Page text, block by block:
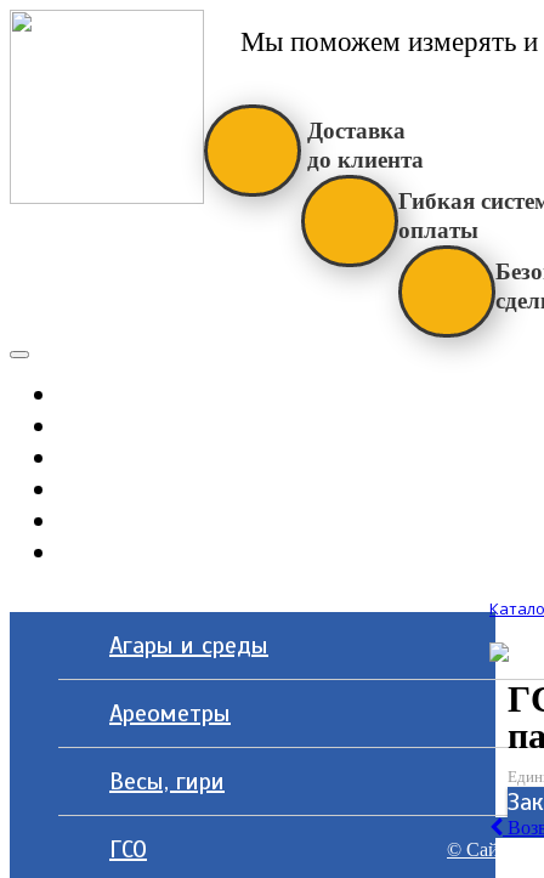
Мы поможем измерять и
Доставка
до клиента
Гибкая
оплаты
Агары и среды
Ареометры
Весы, гири
ГСО
© Сайт